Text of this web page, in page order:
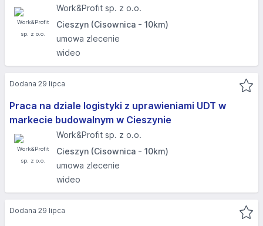
Work&Profit sp. z o.o.
Cieszyn (Cisownica - 10km)
umowa zlecenie
wideo
Praca na dziale logistyki z uprawieniami UDT w
markecie budowalnym w Cieszynie
Work&Profit sp. z o.o.
Cieszyn (Cisownica - 10km)
umowa zlecenie
wideo
Dodana 29 lipca
Dodana 29 lipca